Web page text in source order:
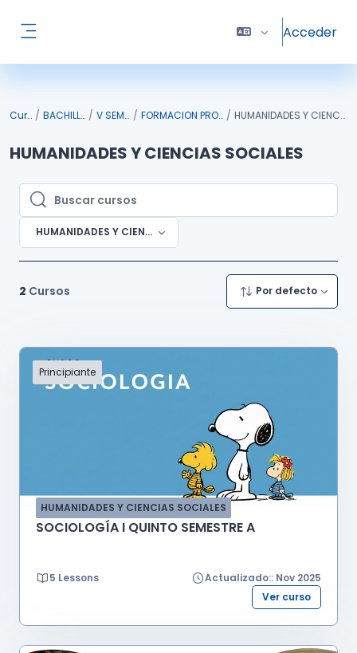
Acceder
Cursos BACHILLERATO V SEMESTRE FORMACION PROPEDEUTICA HUMANIDADES Y CIENCIAS SOCIALES
HUMANIDADES Y CIENCIAS SOCIALES
Buscar cursos
Buscar cursos
HUMANIDADES Y CIENCIAS SOCIALES
2 Cursos Por defecto
Principiante
HUMANIDADES Y CIENCIAS SOCIALES
SOCIOLOGÍA I QUINTO SEMESTRE A
5 Lessons
Actualizado:: Nov 2025
Ver curso